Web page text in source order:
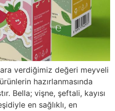
verdiğimiz değeri meyveli
hazırlanmasında
Bella; vişne, şeftali, kayısı
en sağlıklı, en